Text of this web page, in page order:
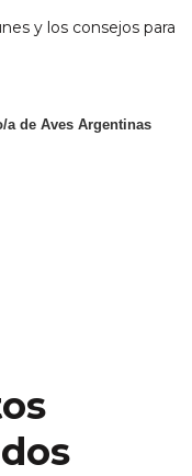
y los consejos para
de Aves Argentinas